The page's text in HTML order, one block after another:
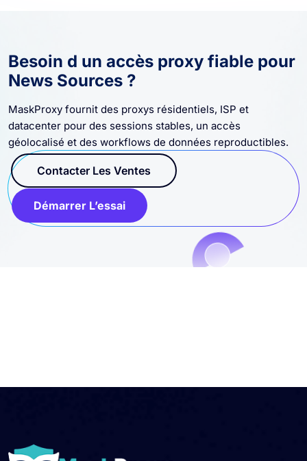
Besoin d un accès proxy fiable pour
News Sources ?
MaskProxy fournit des proxys résidentiels, ISP et
datacenter pour des sessions stables, un accès
géolocalisé et des workflows de données reproductibles.
Contacter Les Ventes
Démarrer L’essai